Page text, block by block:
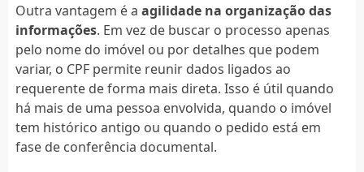
Outra vantagem é a agilidade na organização das
informações. Em vez de buscar o processo apenas
pelo nome do imóvel ou por detalhes que podem
variar, o CPF permite reunir dados ligados ao
requerente de forma mais direta. Isso é útil quando
há mais de uma pessoa envolvida, quando o imóvel
tem histórico antigo ou quando o pedido está em
fase de conferência documental.